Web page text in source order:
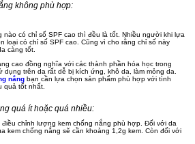
không phù hợp:
nào có chỉ số SPF cao thì đều là tốt. Nhiều người khi lựa
loại có chỉ số SPF cao. Cũng vì cho rằng chỉ số này
càng tốt.
cao đồng nghĩa với các thành phần hóa học trong
dụng trên da rất dễ bị kích ứng, khô da, làm mỏng da.
nắng bạn cần lựa chọn sản phẩm phù hợp với tình
quả tốt nhất.
quá ít hoặc quá nhiều:
điều chỉnh lượng kem chống nắng phù hợp. Đối với da
kem chống nắng sẽ cần khoảng 1,2g kem. Còn đối với